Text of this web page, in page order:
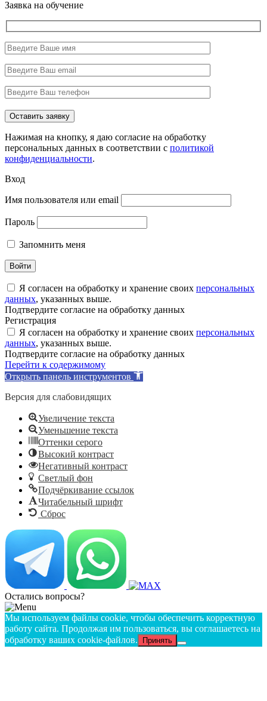
Заявка на обучение
Нажимая на кнопку, я даю согласие на обработку
персональных данных в соответствии с политикой
конфиденциальности.
Вход
Имя пользователя или email
Пароль
Запомнить меня
Я согласен на обработку и хранение своих персональных
данных, указанных выше.
Подтвердите согласие на обработку данных
Регистрация
Я согласен на обработку и хранение своих персональных
данных, указанных выше.
Подтвердите согласие на обработку данных
Перейти к содержимому
Открыть панель инструментов
Версия для слабовидящих
Увеличение текста
Уменьшение текста
Оттенки серого
Высокий контраст
Негативный контраст
Светлый фон
Подчёркивание ссылок
Читабельный шрифт
Сброс
Остались вопросы?
Мы используем файлы cookie, чтобы обеспечить корректную
работу сайта. Продолжая им пользоваться, вы соглашаетесь на
обработку ваших cookie‑файлов.
Принять